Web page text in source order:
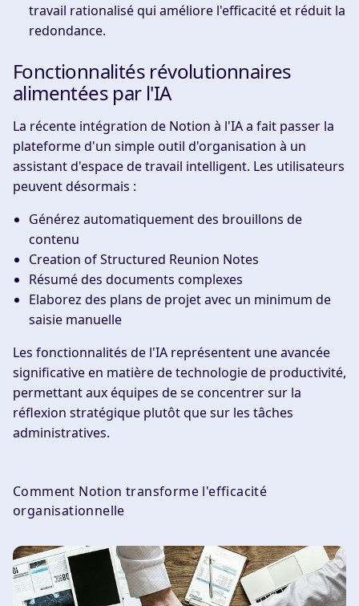
travail rationalisé qui améliore l'efficacité et réduit la
redondance.
Fonctionnalités révolutionnaires
alimentées par l'IA
La récente intégration de Notion à l'IA a fait passer la
plateforme d'un simple outil d'organisation à un
assistant d'espace de travail intelligent. Les utilisateurs
peuvent désormais :
Générez automatiquement des brouillons de
contenu
Creation of Structured Reunion Notes
Résumé des documents complexes
Elaborez des plans de projet avec un minimum de
saisie manuelle
Les fonctionnalités de l'IA représentent une avancée
significative en matière de technologie de productivité,
permettant aux équipes de se concentrer sur la
réflexion stratégique plutôt que sur les tâches
administratives.
Comment Notion transforme l'efficacité
organisationnelle